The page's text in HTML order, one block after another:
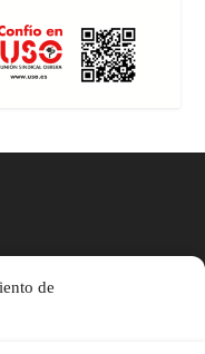
de